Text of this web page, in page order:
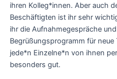
ihren Kolleg*innen. Aber auch
Beschäftigten ist ihr sehr
ihr die Aufnahmegespräche
Begrüßungsprogramm für
jede*n Einzelne*n von ihnen
besonders gut.